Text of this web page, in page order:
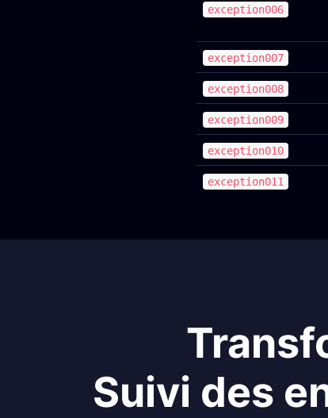
exception006
exception007
exception008
exception009
exception010
exception011
Suivi des